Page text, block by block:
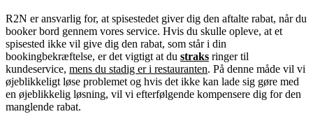
R2N er ansvarlig for, at spisestedet giver dig den aftalte rabat, når du
booker bord gennem vores service. Hvis du skulle opleve, at et
spisested ikke vil give dig den rabat, som står i din
bookingbekræftelse, er det vigtigt at du straks ringer til
kundeservice, mens du stadig er i restauranten. På denne måde vil vi
øjeblikkeligt løse problemet og hvis det ikke kan lade sig gøre med
en øjeblikkelig løsning, vil vi efterfølgende kompensere dig for den
manglende rabat.